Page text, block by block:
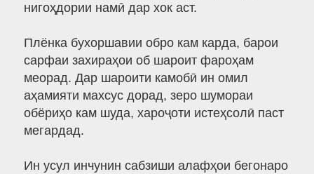
нигоҳдории намӣ дар хок аст.
Плёнка бухоршавии обро кам карда, барои
сарфаи захираҳои об шароит фароҳам
меорад. Дар шароити камобӣ ин омил
аҳамияти махсус дорад, зеро шумораи
обёриҳо кам шуда, хароҷоти истеҳсолӣ паст
мегардад.
Ин усул инчунин сабзиши алафҳои бегонаро